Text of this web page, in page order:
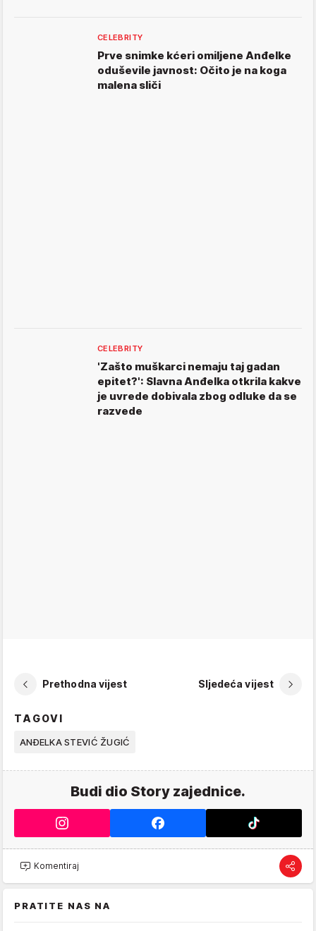
CELEBRITY
Prve snimke kćeri omiljene Anđelke
oduševile javnost: Očito je na koga
malena sliči
CELEBRITY
'Zašto muškarci nemaju taj gadan
epitet?': Slavna Anđelka otkrila kakve
je uvrede dobivala zbog odluke da se
razvede
Prethodna vijest Sljedeća vijest
TAGOVI
ANĐELKA STEVIĆ ŽUGIĆ
Budi dio Story zajednice.
Komentiraj
PRATITE NAS NA